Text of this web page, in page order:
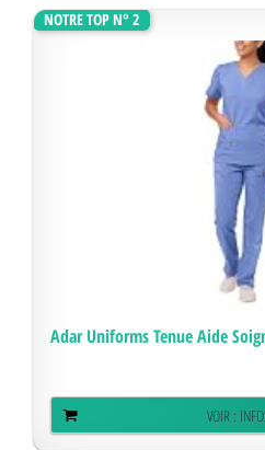
NOTRE TOP N° 2
Adar Uniforms Tenue Aide
VOIR :